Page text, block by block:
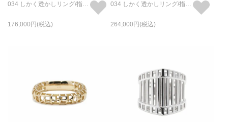
034 しかく透かしリング/指輪 S - K18/イエローゴールド
176,000
034 しかく透かしリング/指輪 M - K18/イエローゴールド
264,000